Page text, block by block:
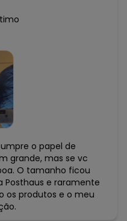
o papel de
grande, mas se vc
O tamanho ficou
Posthaus e raramente
os produtos e o meu